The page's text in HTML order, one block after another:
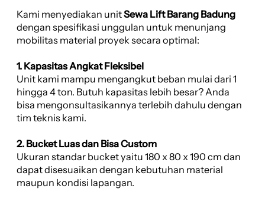
Kami menyediakan unitSewa Lift Barang Badung
dengan spesifikasi unggulan untuk menunjang
mobilitas material proyek secara optimal:
1. Kapasitas Angkat Fleksibel
Unit kami mampu mengangkut beban mulai dari 1
hingga 4 ton. Butuh kapasitas lebih besar? Anda
bisa mengonsultasikannya terlebih dahulu dengan
tim teknis kami.
2. Bucket Luas dan Bisa Custom
Ukuran standar bucket yaitu 180 x 80 x 190 cm dan
dapat disesuaikan dengan kebutuhan material
maupun kondisi lapangan.